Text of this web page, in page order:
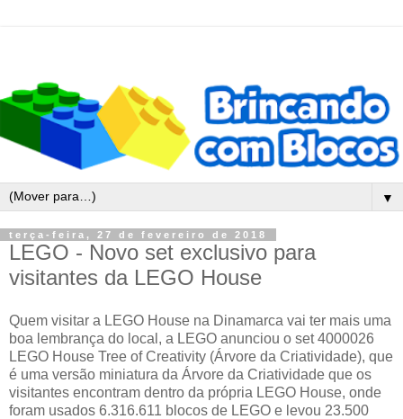
▼
terça-feira, 27 de fevereiro de 2018
LEGO - Novo set exclusivo para
visitantes da LEGO House
Quem visitar a LEGO House na Dinamarca vai ter mais uma
boa lembrança do local, a LEGO anunciou o set 4000026
LEGO House Tree of Creativity (Árvore da Criatividade), que
é uma versão miniatura da Árvore da Criatividade que os
visitantes encontram dentro da própria LEGO House, onde
foram usados 6.316.611 blocos de LEGO e levou 23.500